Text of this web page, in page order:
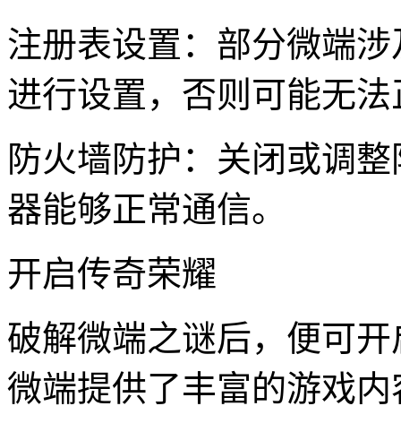
注册表设置：部分微端
进行设置，否则可能无
防火墙防护：关闭或调
器能够正常通信。
开启传奇荣耀
破解微端之谜后，便可
微端提供了丰富的游戏